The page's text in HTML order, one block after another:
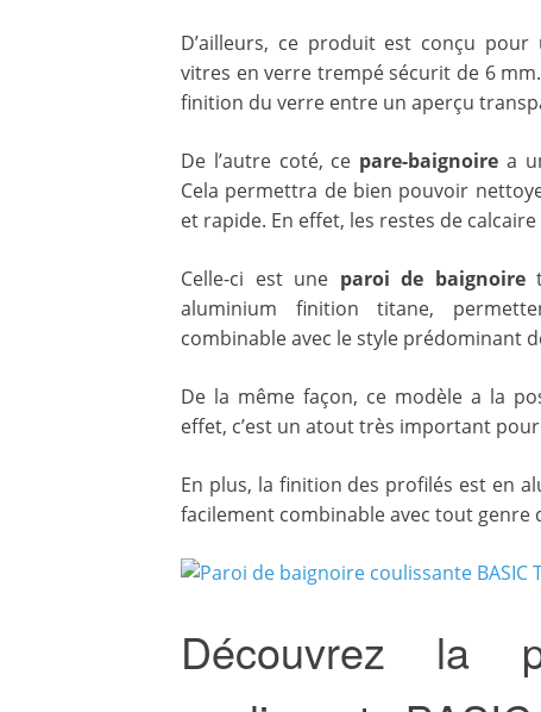
D’ailleurs, ce produit est conçu
vitres en verre trempé sécurit de 6
finition du verre entre un aperçu
De l’autre coté, ce pare-baignoire a
Cela permettra de bien pouvoir
et rapide. En effet, les restes de
Celle-ci est une paroi de baignoire
aluminium finition titane,
combinable avec le style prédominant
De la même façon, ce modèle a la
effet, c’est un atout très important
En plus, la finition des profilés est en
facilement combinable avec tout genre
Découvrez la